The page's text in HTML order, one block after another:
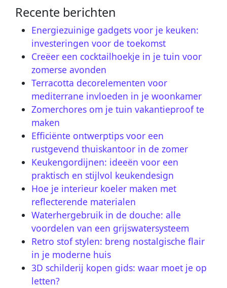
Recente berichten
Energiezuinige gadgets voor je keuken:
investeringen voor de toekomst
Creëer een cocktailhoekje in je tuin voor
zomerse avonden
Terracotta decorelementen voor
mediterrane invloeden in je woonkamer
Zomerchores om je tuin vakantieproof te
maken
Efficiënte ontwerptips voor een
rustgevend thuiskantoor in de zomer
Keukengordijnen: ideeën voor een
praktisch en stijlvol keukendesign
Hoe je interieur koeler maken met
reflecterende materialen
Waterhergebruik in de douche: alle
voordelen van een grijswatersysteem
Retro stof stylen: breng nostalgische flair
in je moderne huis
3D schilderij kopen gids: waar moet je op
letten?